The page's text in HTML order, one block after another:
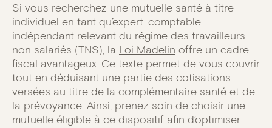
Si vous recherchez une mutuelle santé à titre
individuel en tant qu’expert-comptable
indépendant relevant du régime des travailleurs
non salariés (TNS), la Loi Madelin offre un cadre
fiscal avantageux. Ce texte permet de vous couvrir
tout en déduisant une partie des cotisations
versées au titre de la complémentaire santé et de
la prévoyance. Ainsi, prenez soin de choisir une
mutuelle éligible à ce dispositif afin d’optimiser.